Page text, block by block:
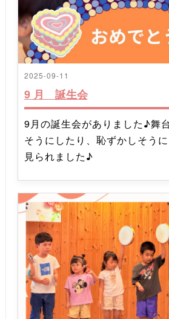
2025-09-11
9 月 誕生会
9月の誕生会がありました♪舞
そうにしたり、恥ずかしそう
見られました♪